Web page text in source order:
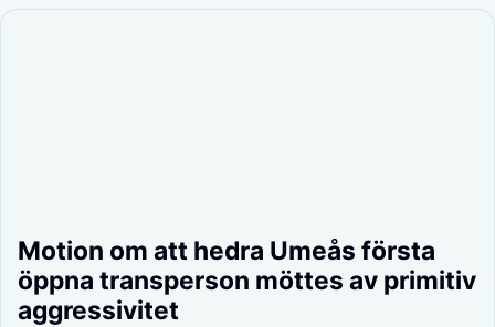
Motion om att hedra Umeås första
öppna transperson möttes av primitiv
aggressivitet